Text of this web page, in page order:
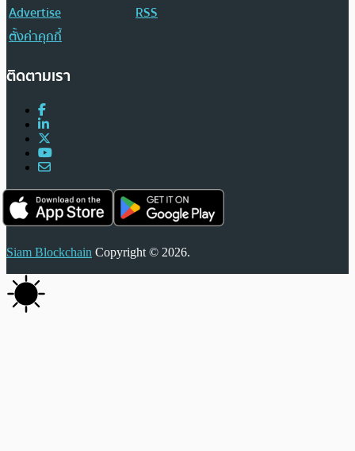
Advertise
RSS
ตั้งค่าคุกกี้
ติดตามเรา
Siam Blockchain Copyright © 2026.